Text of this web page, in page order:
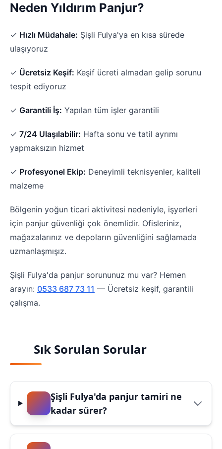
Neden Yıldırım Panjur?
✓ Hızlı Müdahale: Şişli Fulya'ya en kısa sürede
ulaşıyoruz
✓ Ücretsiz Keşif: Keşif ücreti almadan gelip sorunu
tespit ediyoruz
✓ Garantili İş: Yapılan tüm işler garantili
✓ 7/24 Ulaşılabilir: Hafta sonu ve tatil ayrımı
yapmaksızın hizmet
✓ Profesyonel Ekip: Deneyimli teknisyenler, kaliteli
malzeme
Bölgenin yoğun ticari aktivitesi nedeniyle, işyerleri
için panjur güvenliği çok önemlidir. Ofisleriniz,
mağazalarınız ve depoların güvenliğini sağlamada
uzmanlaşmışız.
Şişli Fulya'da panjur sorununuz mu var? Hemen
arayın: 0533 687 73 11 — Ücretsiz keşif, garantili
çalışma.
Sık Sorulan Sorular
Şişli Fulya'da panjur tamiri ne
kadar sürer?